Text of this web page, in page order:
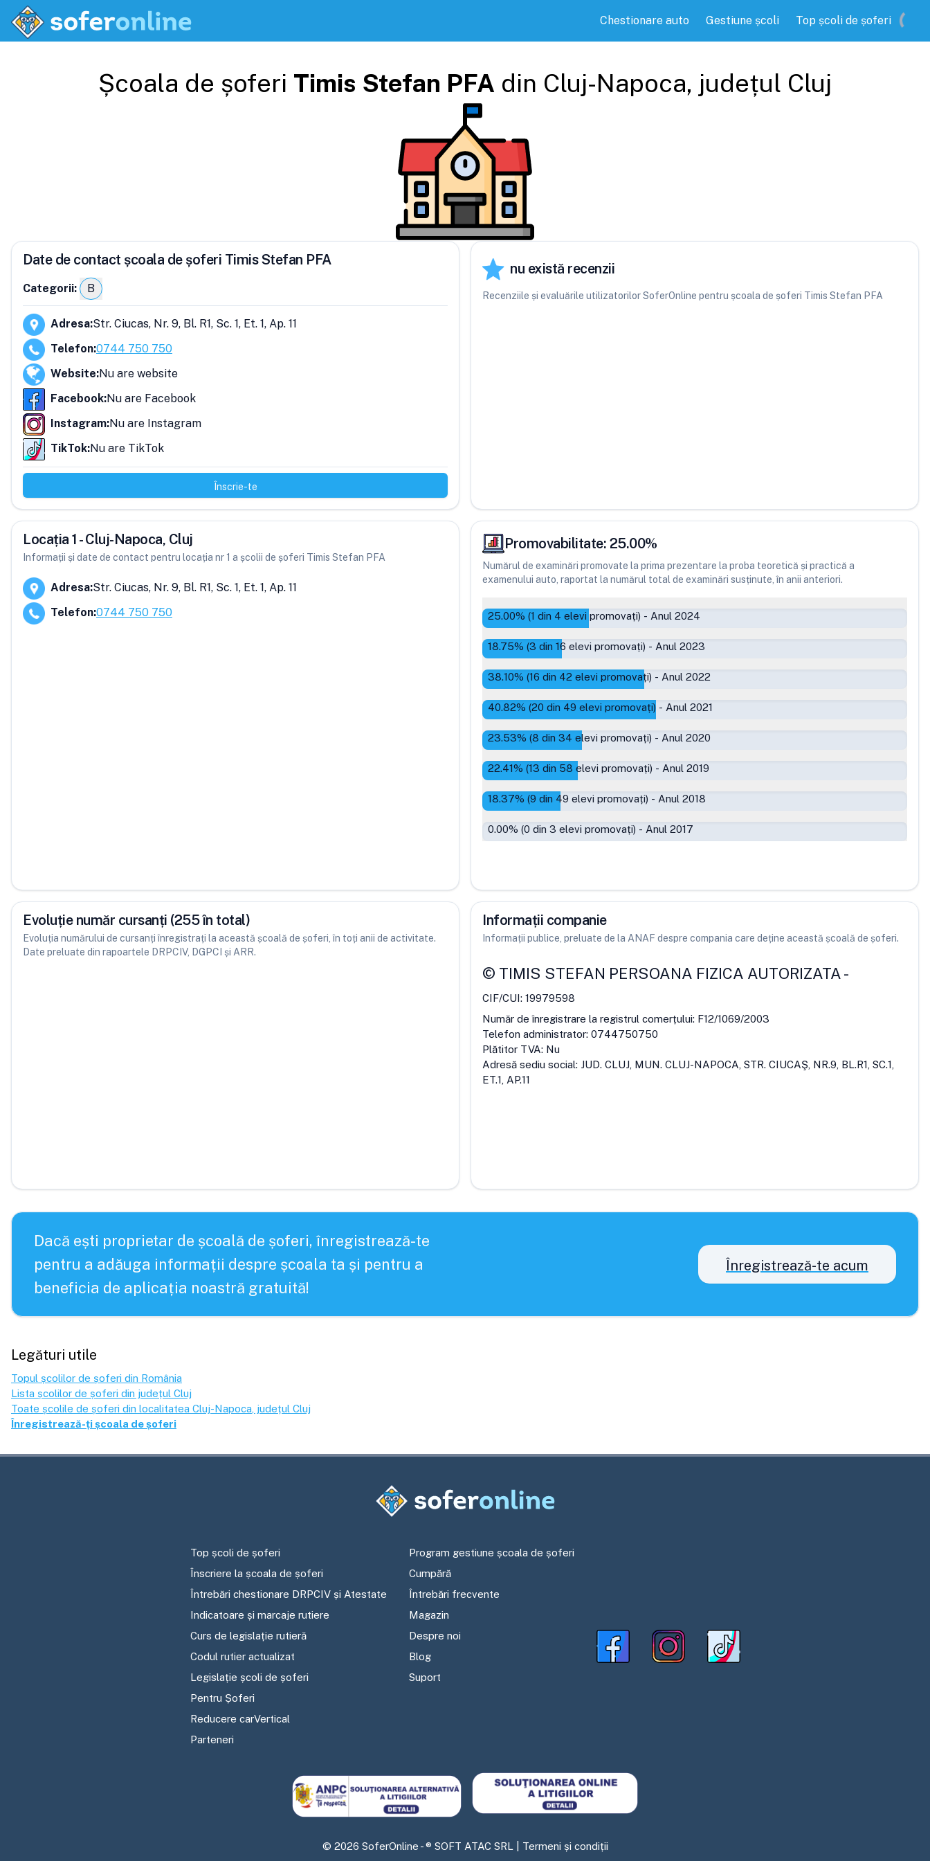
Chestionare auto Gestiune școli Top școli de șoferi
Școala de șoferi Timis Stefan PFA din Cluj-Napoca, județul Cluj
Date de contact școala de șoferi Timis Stefan PFA
Categorii: B
Adresa:Str. Ciucas, Nr. 9, Bl. R1, Sc. 1, Et. 1, Ap. 11
Telefon:0744 750 750
Website:Nu are website
Facebook:Nu are Facebook
Instagram:Nu are Instagram
TikTok:Nu are TikTok
Înscrie-te
nu există recenzii
Recenziile și evaluările utilizatorilor SoferOnline pentru școala de șoferi Timis Stefan PFA
Locația 1 - Cluj-Napoca, Cluj
Informații și date de contact pentru locația nr 1 a școlii de șoferi Timis Stefan PFA
Adresa:Str. Ciucas, Nr. 9, Bl. R1, Sc. 1, Et. 1, Ap. 11
Telefon:0744 750 750
Promovabilitate: 25.00%
Numărul de examinări promovate la prima prezentare la proba teoretică și practică a
examenului auto, raportat la numărul total de examinări susținute, în anii anteriori.
25.00% (1 din 4 elevi promovați) - Anul 2024
18.75% (3 din 16 elevi promovați) - Anul 2023
38.10% (16 din 42 elevi promovați) - Anul 2022
40.82% (20 din 49 elevi promovați) - Anul 2021
23.53% (8 din 34 elevi promovați) - Anul 2020
22.41% (13 din 58 elevi promovați) - Anul 2019
18.37% (9 din 49 elevi promovați) - Anul 2018
0.00% (0 din 3 elevi promovați) - Anul 2017
Evoluție număr cursanți (255 în total)
Evoluția numărului de cursanți înregistrați la această școală de șoferi, în toți anii de activitate.
Date preluate din rapoartele DRPCIV, DGPCI și ARR.
Informații companie
Informații publice, preluate de la ANAF despre compania care deține această școală de șoferi.
© TIMIS STEFAN PERSOANA FIZICA AUTORIZATA-
CIF/CUI: 19979598
Număr de înregistrare la registrul comerțului: F12/1069/2003
Telefon administrator: 0744750750
Plătitor TVA: Nu
Adresă sediu social: JUD. CLUJ, MUN. CLUJ-NAPOCA, STR. CIUCAŞ, NR.9, BL.R1, SC.1,
ET.1, AP.11
Dacă ești proprietar de școală de șoferi, înregistrează-te
pentru a adăuga informații despre școala ta și pentru a
beneficia de aplicația noastră gratuită!
Înregistrează-te acum
Legături utile
Topul școlilor de șoferi din România
Lista școlilor de șoferi din județul Cluj
Toate școlile de șoferi din localitatea Cluj-Napoca , județul Cluj
Înregistrează-ți școala de șoferi
Top școli de șoferi
Înscriere la școala de șoferi
Întrebări chestionare DRPCIV și Atestate
Indicatoare și marcaje rutiere
Curs de legislație rutieră
Codul rutier actualizat
Legislație școli de șoferi
Pentru Șoferi
Reducere carVertical
Parteneri
Program gestiune școala de șoferi
Cumpără
Întrebări frecvente
Magazin
Despre noi
Blog
Suport
© 2026 SoferOnline - ® SOFT ATAC SRL | Termeni și condiții